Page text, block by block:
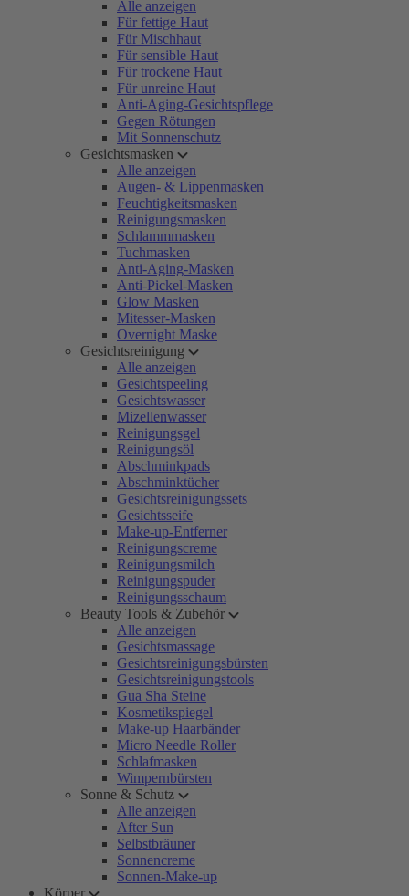
Alle anzeigen
Für fettige Haut
Für Mischhaut
Für sensible Haut
Für trockene Haut
Für unreine Haut
Anti-Aging-Gesichtspflege
Gegen Rötungen
Mit Sonnenschutz
Gesichtsmasken
Alle anzeigen
Augen- & Lippenmasken
Feuchtigkeitsmasken
Reinigungsmasken
Schlammmasken
Tuchmasken
Anti-Aging-Masken
Anti-Pickel-Masken
Glow Masken
Mitesser-Masken
Overnight Maske
Gesichtsreinigung
Alle anzeigen
Gesichtspeeling
Gesichtswasser
Mizellenwasser
Reinigungsgel
Reinigungsöl
Abschminkpads
Abschminktücher
Gesichtsreinigungssets
Gesichtsseife
Make-up-Entferner
Reinigungscreme
Reinigungsmilch
Reinigungspuder
Reinigungsschaum
Beauty Tools & Zubehör
Alle anzeigen
Gesichtsmassage
Gesichtsreinigungsbürsten
Gesichtsreinigungstools
Gua Sha Steine
Kosmetikspiegel
Make-up Haarbänder
Micro Needle Roller
Schlafmasken
Wimpernbürsten
Sonne & Schutz
Alle anzeigen
After Sun
Selbstbräuner
Sonnencreme
Sonnen-Make-up
Körper